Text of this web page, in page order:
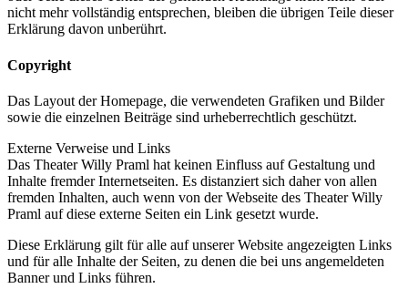
nicht mehr vollständig entsprechen, bleiben die übrigen Teile dieser
Erklärung davon unberührt.
Copyright
Das Layout der Homepage, die verwendeten Grafiken und Bilder
sowie die einzelnen Beiträge sind urheberrechtlich geschützt.
Externe Verweise und Links
Das Theater Willy Praml hat keinen Einfluss auf Gestaltung und
Inhalte fremder Internetseiten. Es distanziert sich daher von allen
fremden Inhalten, auch wenn von der Webseite des Theater Willy
Praml auf diese externe Seiten ein Link gesetzt wurde.
Diese Erklärung gilt für alle auf unserer Website angezeigten Links
und für alle Inhalte der Seiten, zu denen die bei uns angemeldeten
Banner und Links führen.